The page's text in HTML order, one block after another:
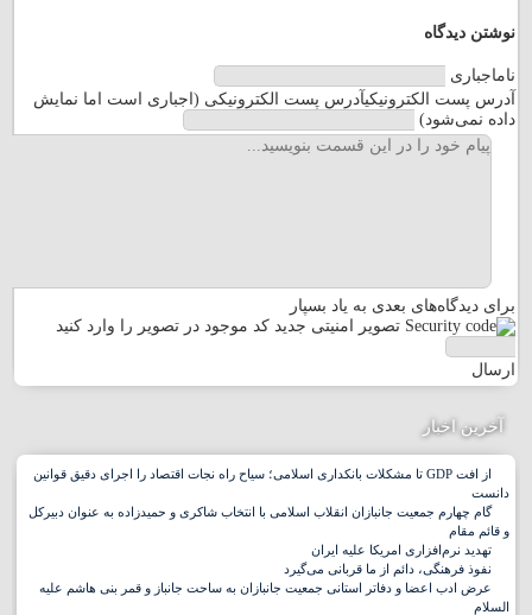
نوشتن دیدگاه
ناماجباری
آدرس پست الکترونیکیآدرس پست الکترونیکی (اجباری است اما نمایش
داده نمی‌شود)
برای دیدگاه‌های بعدی به یاد بسپار
تصویر امنیتی جدید کد موجود در تصویر را وارد کنید
ارسال
آخرین اخبار
از افت GDP تا مشکلات بانکداری اسلامی؛ سیاح راه نجات اقتصاد را اجرای دقیق قوانین
دانست
گام چهارم جمعیت جانبازان انقلاب اسلامی با انتخاب شاکری و حمیدزاده به عنوان دبیرکل
و قائم مقام
تهدید نرم‌افزاری امریکا علیه ایران
نفوذ فرهنگی، دائم از ما قربانی می‌گیرد
عرض ادب اعضا و دفاتر استانی جمعیت جانبازان به ساحت جانباز و قمر بنی هاشم علیه
السلام